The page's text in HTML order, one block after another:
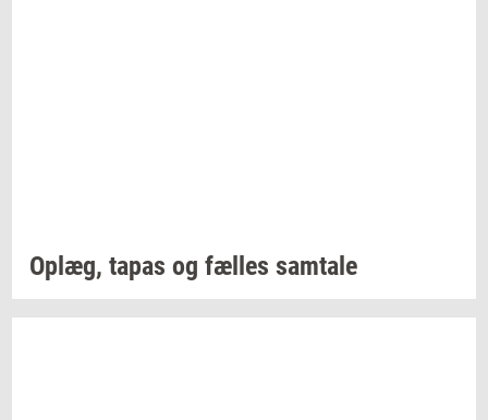
Oplæg, tapas og fæl­les sam­ta­le